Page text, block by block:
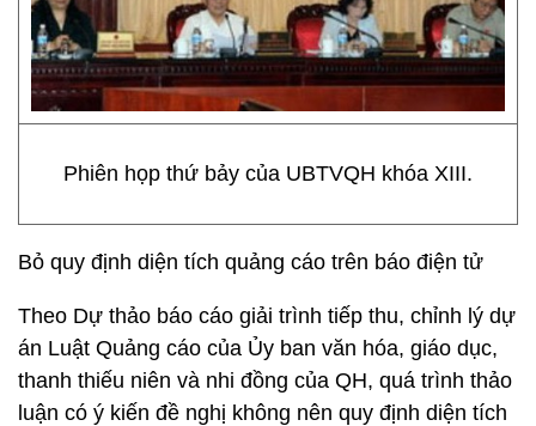
Phiên họp thứ bảy của UBTVQH khóa XIII.
Bỏ quy định diện tích quảng cáo trên báo điện tử
Theo Dự thảo báo cáo giải trình tiếp thu, chỉnh lý dự
án Luật Quảng cáo của Ủy ban văn hóa, giáo dục,
thanh thiếu niên và nhi đồng của QH, quá trình thảo
luận có ý kiến đề nghị không nên quy định diện tích